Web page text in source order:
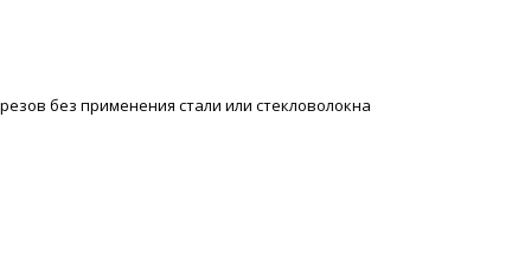
без применения стали или стекловолокна